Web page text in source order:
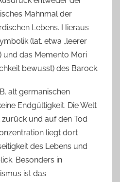
Mahnmal der
Lebens. Hieraus
(lat. etwa „leerer
und das Memento Mori
bewusst) des Barock.
alt germanischen
Endgültigkeit. Die Welt
und auf den Tod
liegt dort
des Lebens und
Besonders in
ist das